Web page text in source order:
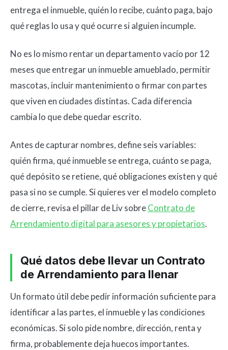
entrega el inmueble, quién lo recibe, cuánto paga, bajo
qué reglas lo usa y qué ocurre si alguien incumple.
No es lo mismo rentar un departamento vacío por 12
meses que entregar un inmueble amueblado, permitir
mascotas, incluir mantenimiento o firmar con partes
que viven en ciudades distintas. Cada diferencia
cambia lo que debe quedar escrito.
Antes de capturar nombres, define seis variables:
quién firma, qué inmueble se entrega, cuánto se paga,
qué depósito se retiene, qué obligaciones existen y qué
pasa si no se cumple. Si quieres ver el modelo completo
de cierre, revisa el pillar de Liv sobreContrato de
Arrendamiento digital para asesores y propietarios.
Qué datos debe llevar un Contrato
de Arrendamiento para llenar
Un formato útil debe pedir información suficiente para
identificar a las partes, el inmueble y las condiciones
económicas. Si solo pide nombre, dirección, renta y
firma, probablemente deja huecos importantes.